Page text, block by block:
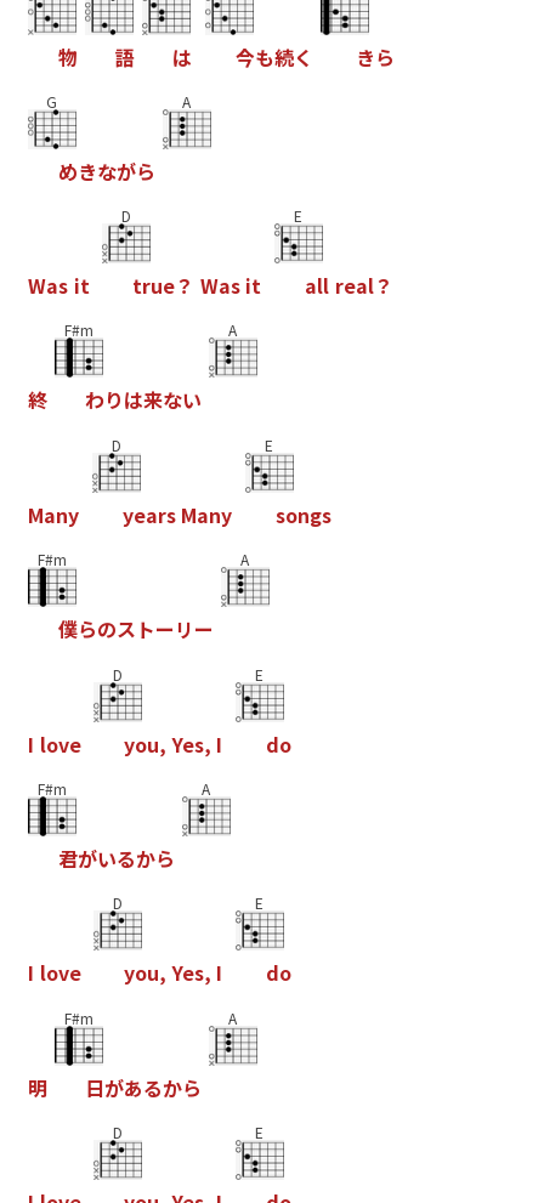
物 語 は 今も続く きら
G
めきながら
A
Was it
D
true？ Was it
E
all real？
終
F#m
わりは来ない
A
Many
D
years Many
E
songs
F#m
僕らのス トー リー
A
I love
D
you, Yes, I
E
do
F#m
君がいるから
A
I love
D
you, Yes, I
E
do
明
F#m
日があるから
A
D E